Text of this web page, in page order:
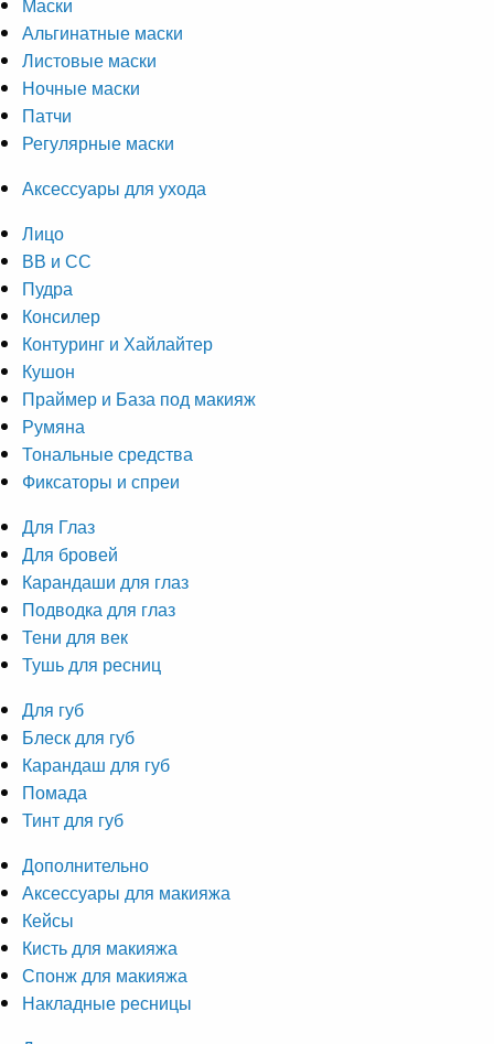
Маски
Альгинатные маски
Листовые маски
Ночные маски
Патчи
Регулярные маски
Аксессуары для ухода
Лицо
ВВ и СС
Пудра
Консилер
Контуринг и Хайлайтер
Кушон
Праймер и База под макияж
Румяна
Тональные средства
Фиксаторы и спреи
Для Глаз
Для бровей
Карандаши для глаз
Подводка для глаз
Тени для век
Тушь для ресниц
Для губ
Блеск для губ
Карандаш для губ
Помада
Тинт для губ
Дополнительно
Аксессуары для макияжа
Кейсы
Кисть для макияжа
Спонж для макияжа
Накладные ресницы